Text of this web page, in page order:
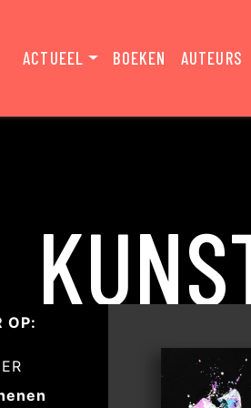
ACTUEEL BOEKEN AUTEURS
OP: